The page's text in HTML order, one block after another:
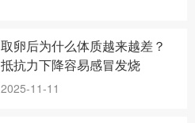
取卵后为什么体质越来越差？
抵抗力下降容易感冒发烧
2025-11-11